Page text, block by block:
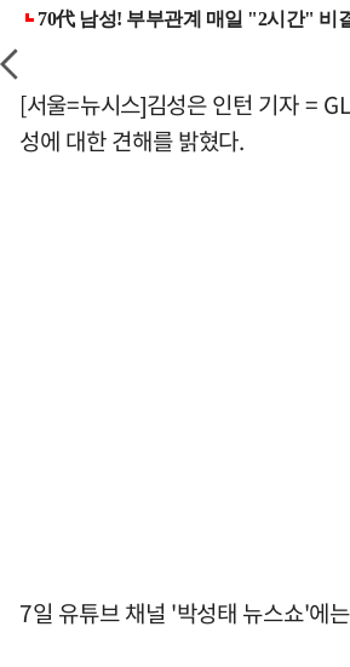
[서울=뉴시스]김성은 인턴 기자 =
성에 대한 견해를 밝혔다.
7일 유튜브 채널 '박성태 뉴스쇼'에